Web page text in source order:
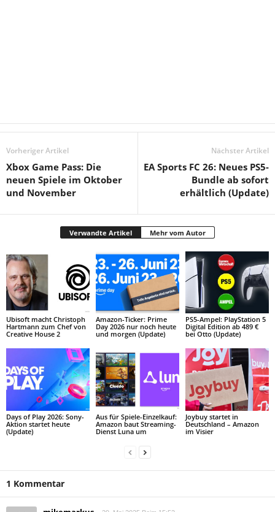
Vorheriger Artikel
Xbox Game Pass: Die
neuen Spiele im Oktober
und November
Nächster Artikel
EA Sports FC 26: Neues PS5-
Bundle ab sofort
erhältlich (Update)
Verwandte Artikel Mehr vom Autor
Ubisoft macht Christoph
Hartmann zum Chef von
Creative House 2
Amazon-Ticker: Prime
Day 2026 nur noch heute
und morgen (Update)
PS5-Ampel: PlayStation 5
Digital Edition ab 489 €
bei Otto (Update)
Days of Play 2026: Sony-
Aktion startet heute
(Update)
Aus für Spiele-Einzelkauf:
Amazon baut Streaming-
Dienst Luna um
Joybuy startet in
Deutschland – Amazon
im Visier
1 Kommentar